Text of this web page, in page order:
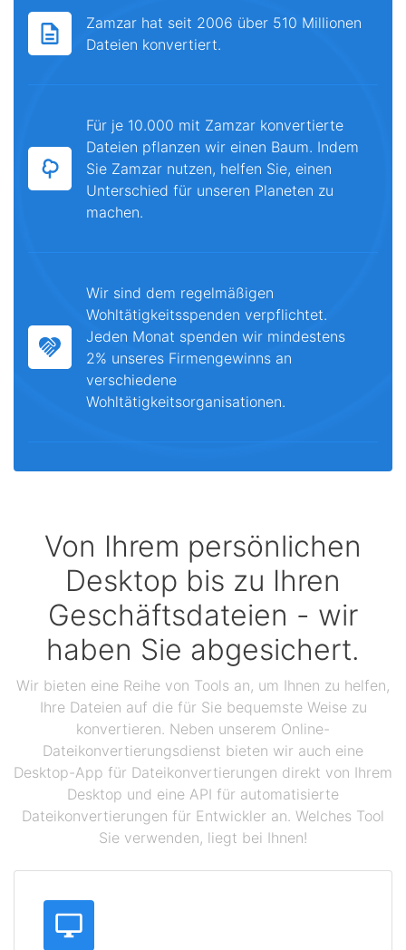
Zamzar hat seit 2006 über 510 Millionen
Dateien konvertiert.
Für je 10.000 mit Zamzar konvertierte
Dateien pflanzen wir einen Baum. Indem
Sie Zamzar nutzen, helfen Sie, einen
Unterschied für unseren Planeten zu
machen.
Wir sind dem regelmäßigen
Wohltätigkeitsspenden verpflichtet.
Jeden Monat spenden wir mindestens
2% unseres Firmengewinns an
verschiedene
Wohltätigkeitsorganisationen.
Von Ihrem persönlichen
Desktop bis zu Ihren
Geschäftsdateien - wir
haben Sie abgesichert.
Wir bieten eine Reihe von Tools an, um Ihnen zu helfen,
Ihre Dateien auf die für Sie bequemste Weise zu
konvertieren. Neben unserem Online-
Dateikonvertierungsdienst bieten wir auch eine
Desktop-App für Dateikonvertierungen direkt von Ihrem
Desktop und eine API für automatisierte
Dateikonvertierungen für Entwickler an. Welches Tool
Sie verwenden, liegt bei Ihnen!